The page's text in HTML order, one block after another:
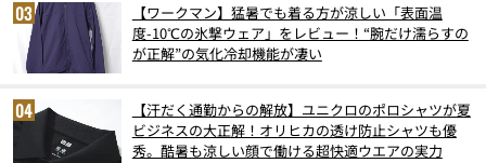
【ワークマン】猛暑でも着る方が涼しい「表面温
度-10℃の氷撃ウェア」をレビュー！“腕だけ濡らすの
が正解”の気化冷却機能が凄い
【汗だく通勤からの解放】ユニクロのポロシャツが夏
ビジネスの大正解！オリヒカの透け防止シャツも優
秀。酷暑も涼しい顔で働ける超快適ウエアの実力